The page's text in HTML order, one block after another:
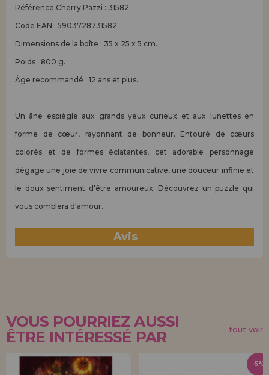
Référence Cherry Pazzi : 31582
Code EAN : 5903728731582
Dimensions de la boîte : 35 x 25 x 5 cm.
Poids : 800 g.
Âge recommandé : 12 ans et plus.
Un âne espiègle aux grands yeux curieux et aux lunettes en
forme de cœur, rayonnant de bonheur. Entouré de cœurs
colorés et de formes éclatantes, cet adorable personnage
dégage une joie de vivre communicative, une douceur infinie et
le doux sentiment d'être amoureux. Découvrez un puzzle qui
vous comblera d'amour.
Avis
VOUS POURRIEZ AUSSI
ÊTRE INTÉRESSÉ PAR
tout voir
-5%